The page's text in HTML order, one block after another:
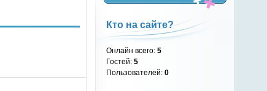
Кто на сайте?
Онлайн всего:5
Гостей:5
Пользователей:0